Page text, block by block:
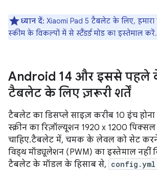
ध्यान दें: Xiaomi Pad 5 टैबलेट के लिए,
स्कीम के विकल्पों में से स्टैंडर्डमोड का इस्तेमाल करें.
Android 14 और इससे पहले
टैबलेट के लिए ज़रूरी शर्तें
टैबलेट का डिसप्ले साइज़ करीब 10 इंच होना
स्क्रीन का रिज़ॉल्यूशन 1920 x 1200 पिक्सल
चाहिए. टैबलेट में, चमक के लेवल को सेट
विड्थ मॉड्यूलेशन (PWM) का इस्तेमाल नहीं
टैबलेट के मॉडल के हिसाब से, config.yml